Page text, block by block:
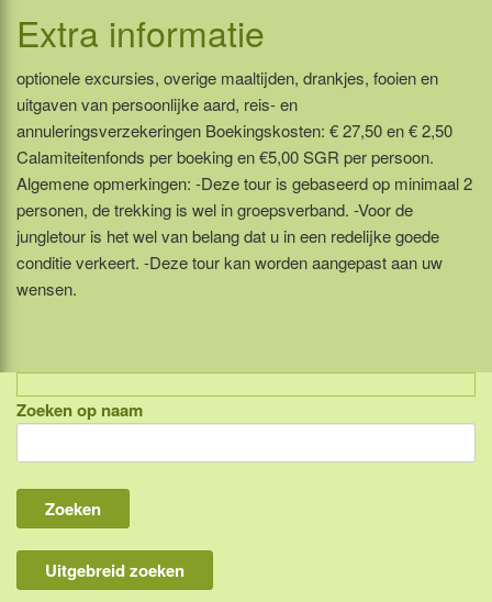
Extra informatie
optionele excursies, overige maaltijden, drankjes, fooien en
uitgaven van persoonlijke aard, reis- en
annuleringsverzekeringen Boekingskosten: € 27,50 en € 2,50
Calamiteitenfonds per boeking en €5,00 SGR per persoon.
Algemene opmerkingen: -Deze tour is gebaseerd op minimaal 2
personen, de trekking is wel in groepsverband. -Voor de
jungletour is het wel van belang dat u in een redelijke goede
conditie verkeert. -Deze tour kan worden aangepast aan uw
wensen.
Indonesië, eilandcombinaties
Bali
Lombok
Flores & Komodo
Overige Sunda eilanden
Zoeken op naam
Uitgebreid zoeken